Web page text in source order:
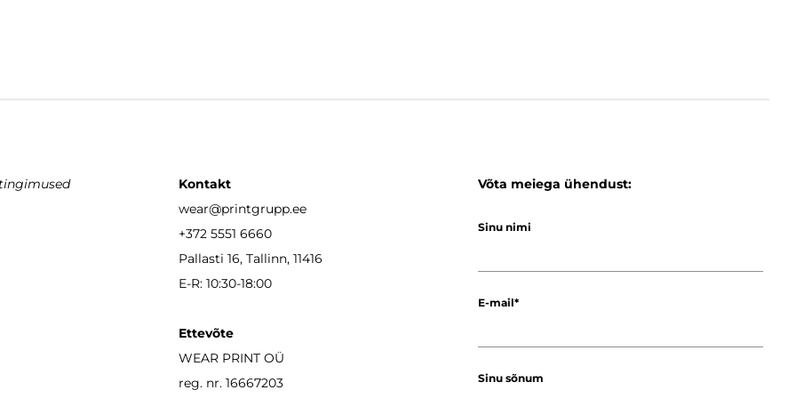
Kontakt
wear@printgrupp.ee
+372 5551 6660
Pallasti 16, Tallinn, 11416
E-R: 10:30-18:00
Ettevõte
WEAR PRINT OÜ
reg. nr. 16667203
Võta meiega ühendust:
Sinu nimi
E-mail
Sinu sõnum